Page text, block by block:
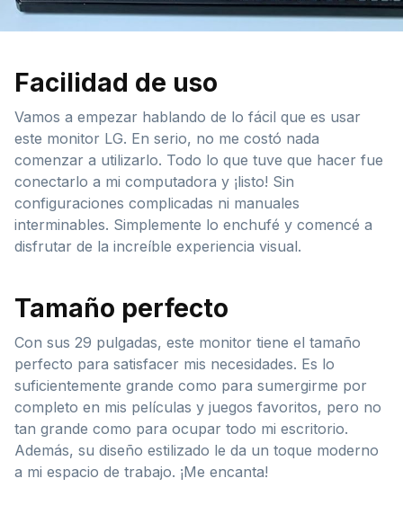
Facilidad de uso
Vamos a empezar hablando de lo fácil que es usar
este monitor LG. En serio, no me costó nada
comenzar a utilizarlo. Todo lo que tuve que hacer fue
conectarlo a mi computadora y ¡listo! Sin
configuraciones complicadas ni manuales
interminables. Simplemente lo enchufé y comencé a
disfrutar de la increíble experiencia visual.
Tamaño perfecto
Con sus 29 pulgadas, este monitor tiene el tamaño
perfecto para satisfacer mis necesidades. Es lo
suficientemente grande como para sumergirme por
completo en mis películas y juegos favoritos, pero no
tan grande como para ocupar todo mi escritorio.
Además, su diseño estilizado le da un toque moderno
a mi espacio de trabajo. ¡Me encanta!